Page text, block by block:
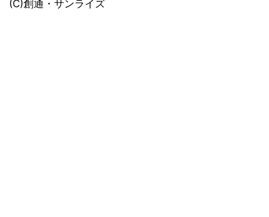
(C)創通・サンライズ